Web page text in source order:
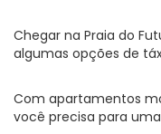
Chegar na Praia do
algumas opções de
Com apartamentos
você precisa para